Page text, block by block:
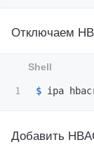
Отключаем
$
Добавить